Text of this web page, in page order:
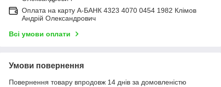
Оплата на карту А-БАНК 4323 4070 0454 1982 Клімов
Андрій Олександрович
Всі умови оплати
Умови повернення
Повернення товару впродовж 14 днів за домовленістю